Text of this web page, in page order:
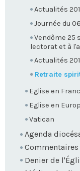
Actualités
Journée du
Vendôme 25
lectorat et à
Actualités
Retraite
Eglise en
Eglise en
Vatican
Agenda
Commentaires
Denier de